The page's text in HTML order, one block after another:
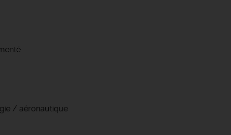
/ aéronautique